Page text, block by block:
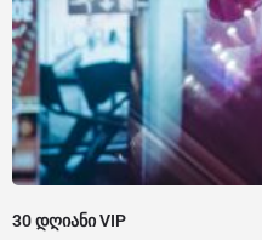
30 დღიანი VIP